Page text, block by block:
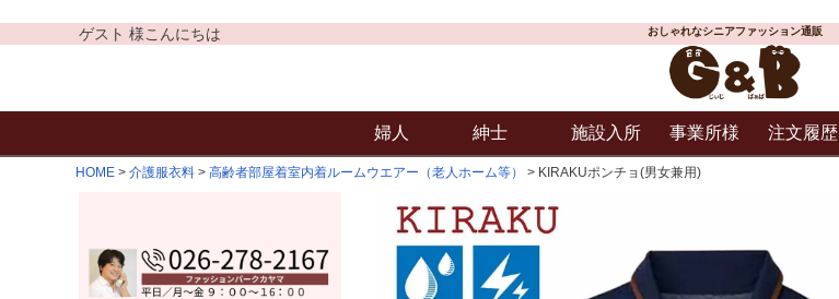
ゲスト 様こんにちは おしゃれなシニアファッション通販
婦人 紳士 施設入所 事業所様 注文履歴
HOME 介護服衣料 高齢者部屋着室内着ルームウエアー（老人ホーム等） KIRAKUポンチョ(男女兼用)